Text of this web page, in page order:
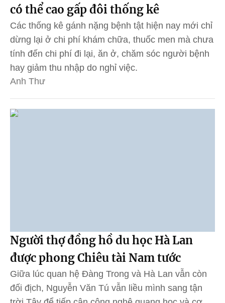
có thể cao gấp đôi thống kê
Các thống kê gánh nặng bệnh tật hiện nay mới chỉ
dừng lại ở chi phí khám chữa, thuốc men mà chưa
tính đến chi phí đi lại, ăn ở, chăm sóc người bệnh
hay giảm thu nhập do nghỉ việc.
Anh Thư
Người thợ đồng hồ du học Hà Lan
được phong Chiêu tài Nam tước
Giữa lúc quan hệ Đàng Trong và Hà Lan vẫn còn
đối địch, Nguyễn Văn Tú vẫn liều mình sang tận